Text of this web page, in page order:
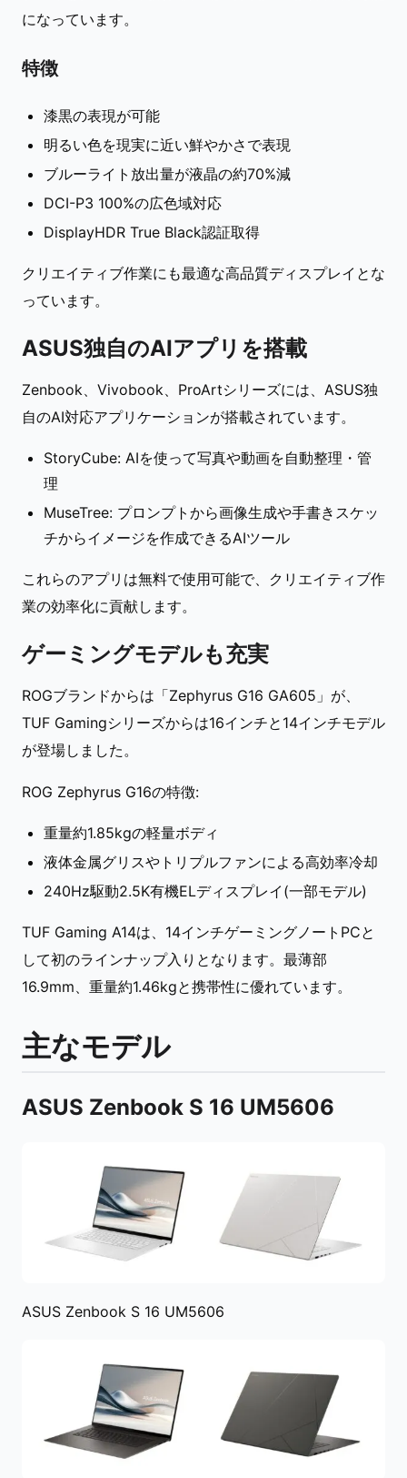
になっています。
特徴
漆黒の表現が可能
明るい色を現実に近い鮮やかさで表現
ブルーライト放出量が液晶の約70%減
DCI-P3 100%の広色域対応
DisplayHDR True Black認証取得
クリエイティブ作業にも最適な高品質ディスプレイとな
っています。
ASUS独自のAIアプリを搭載
Zenbook、Vivobook、ProArtシリーズには、ASUS独
自のAI対応アプリケーションが搭載されています。
StoryCube: AIを使って写真や動画を自動整理・管
理
MuseTree: プロンプトから画像生成や手書きスケッ
チからイメージを作成できるAIツール
これらのアプリは無料で使用可能で、クリエイティブ作
業の効率化に貢献します。
ゲーミングモデルも充実
ROGブランドからは「Zephyrus G16 GA605」が、
TUF Gamingシリーズからは16インチと14インチモデル
が登場しました。
ROG Zephyrus G16の特徴:
重量約1.85kgの軽量ボディ
液体金属グリスやトリプルファンによる高効率冷却
240Hz駆動2.5K有機ELディスプレイ(一部モデル)
TUF Gaming A14は、14インチゲーミングノートPCと
して初のラインナップ入りとなります。最薄部
16.9mm、重量約1.46kgと携帯性に優れています。
主なモデル
ASUS Zenbook S 16 UM5606
ASUS Zenbook S 16 UM5606